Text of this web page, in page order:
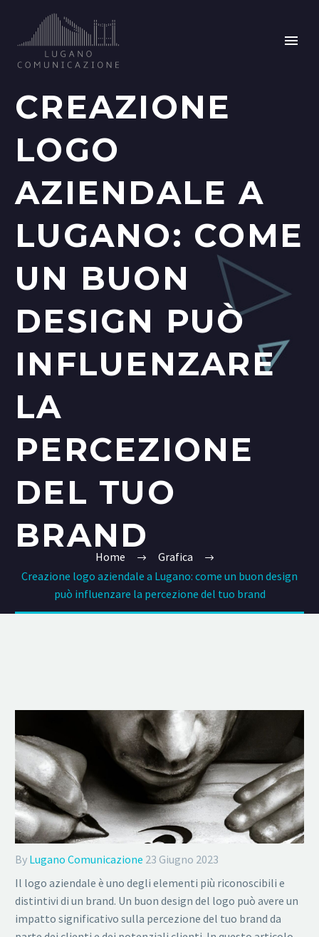
CREAZIONE
LOGO
AZIENDALE A
LUGANO: COME
UN BUON
DESIGN PUÒ
INFLUENZARE
LA
PERCEZIONE
DEL TUO
BRAND
Home
Grafica
Creazione logo aziendale a Lugano: come un buon design
può influenzare la percezione del tuo brand
By Lugano Comunicazione 23 Giugno 2023
Il logo aziendale è uno degli elementi più riconoscibili e
distintivi di un brand. Un buon design del logo può avere un
impatto significativo sulla percezione del tuo brand da